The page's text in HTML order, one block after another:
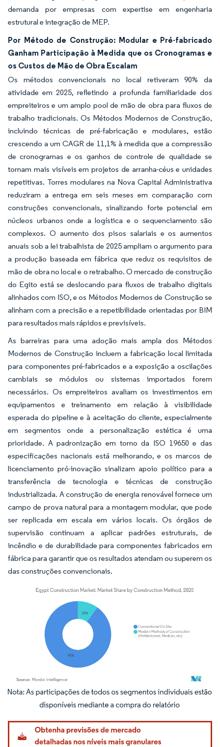
demanda por empresas com expertise em engenharia
estrutural e integração de MEP.
Por Método de Construção: Modular e Pré-fabricado
Ganham Participação à Medida que os Cronogramas e
os Custos de Mão de Obra Escalam
Os métodos convencionais no local retiveram 90% da
atividade em 2025, refletindo a profunda familiaridade dos
empreiteiros e um amplo pool de mão de obra para fluxos de
trabalho tradicionais. Os Métodos Modernos de Construção,
incluindo técnicas de pré-fabricação e modulares, estão
crescendo a um CAGR de 11,1% à medida que a compressão
de cronogramas e os ganhos de controle de qualidade se
tornam mais visíveis em projetos de arranha-céus e unidades
repetitivas. Torres modulares na Nova Capital Administrativa
reduziram a entrega em seis meses em comparação com
construções convencionais, sinalizando forte potencial em
núcleos urbanos onde a logística e o sequenciamento são
complexos. O aumento dos pisos salariais e os aumentos
anuais sob a lei trabalhista de 2025 ampliam o argumento para
a produção baseada em fábrica que reduz os requisitos de
mão de obra no local e o retrabalho. O mercado de construção
do Egito está se deslocando para fluxos de trabalho digitais
alinhados com ISO, e os Métodos Modernos de Construção se
alinham com a precisão e a repetibilidade orientadas por BIM
para resultados mais rápidos e previsíveis.
As barreiras para uma adoção mais ampla dos Métodos
Modernos de Construção incluem a fabricação local limitada
para componentes pré-fabricados e a exposição a oscilações
cambiais se módulos ou sistemas importados forem
necessários. Os empreiteiros avaliam os investimentos em
equipamentos e treinamento em relação à visibilidade
esperada do pipeline e à aceitação do cliente, especialmente
em segmentos onde a personalização estética é uma
prioridade. A padronização em torno da ISO 19650 e das
especificações nacionais está melhorando, e os marcos de
licenciamento pró-inovação sinalizam apoio político para a
transferência de tecnologia e técnicas de construção
industrializada. A construção de energia renovável fornece um
campo de prova natural para a montagem modular, que pode
ser replicada em escala em vários locais. Os órgãos de
supervisão continuam a aplicar padrões estruturais, de
incêndio e de durabilidade para componentes fabricados em
fábrica para garantir que os resultados atendam ou superem os
das construções convencionais.
Imagem © Mordor Intelligence. O reuso requer atribuição conforme CC BY 4.0.